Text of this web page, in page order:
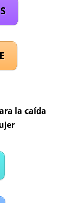
la caída